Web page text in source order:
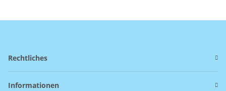
Rechtliches
Informationen